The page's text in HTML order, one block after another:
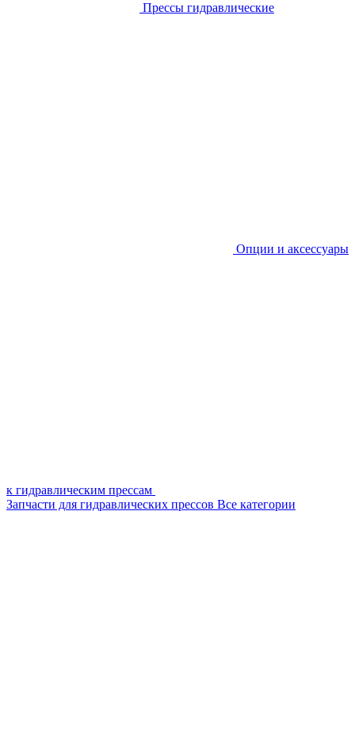
Прессы гидравлические
Опции и аксессуары
к гидравлическим прессам
Запчасти для гидравлических прессов Все категории